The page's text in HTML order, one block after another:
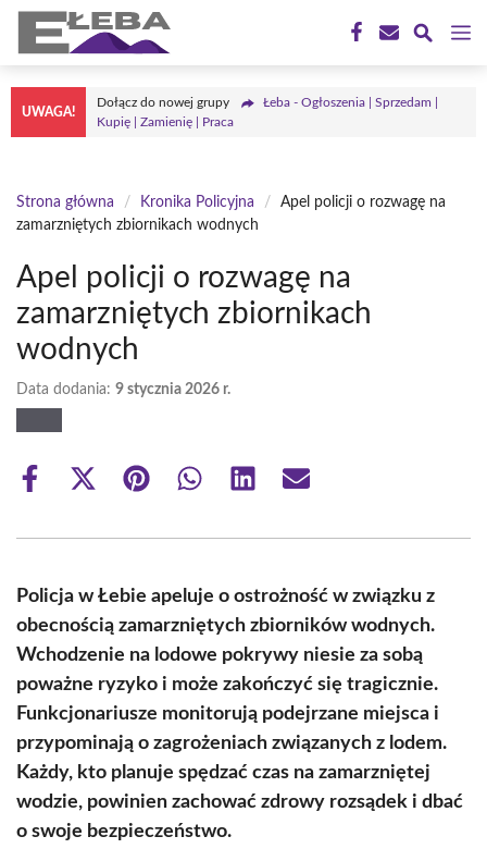
Przejdź
treści
UWAGA!
Dołącz do nowej grupy
Łeba - Ogłoszenia | Sprzedam |
Kupię | Zamienię | Praca
Strona główna / Kronika Policyjna /
Apel policji o rozwagę na
zamarzniętych zbiornikach wodnych
Apel policji o rozwagę na
zamarzniętych zbiornikach
wodnych
Data dodania: 9 stycznia 2026 r.
Share
Share
(Twitter)
Share Share Share Share
Policja w Łebie apeluje o ostrożność w związku z
obecnością zamarzniętych zbiorników wodnych.
Wchodzenie na lodowe pokrywy niesie za sobą
poważne ryzyko i może zakończyć się tragicznie.
Funkcjonariusze monitorują podejrzane miejsca i
przypominają o zagrożeniach związanych z lodem.
Każdy, kto planuje spędzać czas na zamarzniętej
wodzie, powinien zachować zdrowy rozsądek i dbać
o swoje bezpieczeństwo.